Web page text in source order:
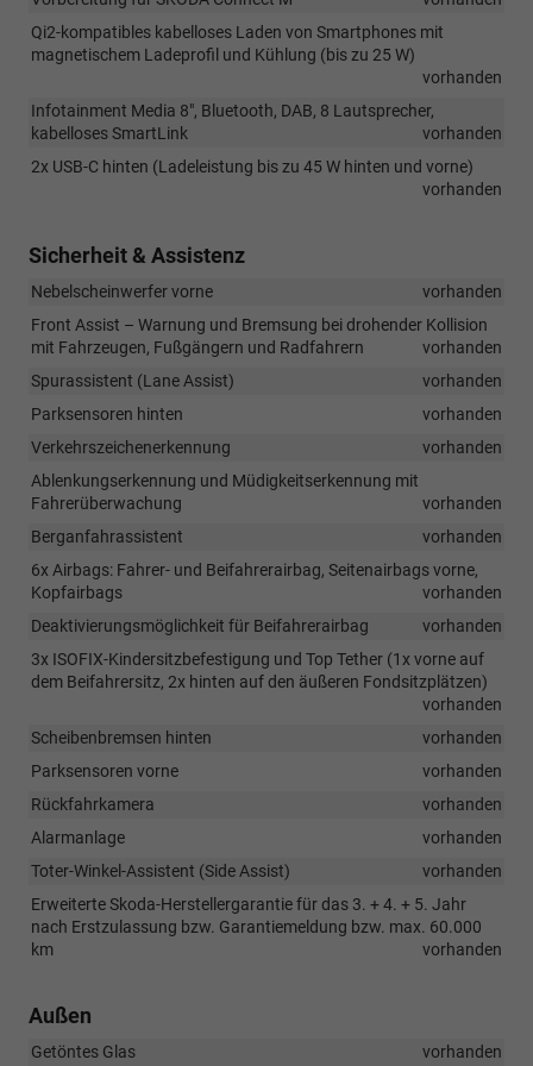
Qi2-kompatibles kabelloses Laden von Smartphones mit
magnetischem Ladeprofil und Kühlung (bis zu 25 W)
vorhanden
Infotainment Media 8", Bluetooth, DAB, 8 Lautsprecher,
kabelloses SmartLink
vorhanden
2x USB-C hinten (Ladeleistung bis zu 45 W hinten und vorne)
vorhanden
Sicherheit & Assistenz
Nebelscheinwerfer vorne
vorhanden
Front Assist – Warnung und Bremsung bei drohender Kollision
mit Fahrzeugen, Fußgängern und Radfahrern
vorhanden
Spurassistent (Lane Assist)
vorhanden
Parksensoren hinten
vorhanden
Verkehrszeichenerkennung
vorhanden
Ablenkungserkennung und Müdigkeitserkennung mit
Fahrerüberwachung
vorhanden
Berganfahrassistent
vorhanden
6x Airbags: Fahrer- und Beifahrerairbag, Seitenairbags vorne,
Kopfairbags
vorhanden
Deaktivierungsmöglichkeit für Beifahrerairbag
vorhanden
3x ISOFIX-Kindersitzbefestigung und Top Tether (1x vorne auf
dem Beifahrersitz, 2x hinten auf den äußeren Fondsitzplätzen)
vorhanden
Scheibenbremsen hinten
vorhanden
Parksensoren vorne
vorhanden
Rückfahrkamera
vorhanden
Alarmanlage
vorhanden
Toter-Winkel-Assistent (Side Assist)
vorhanden
Erweiterte Skoda-Herstellergarantie für das 3. + 4. + 5. Jahr
nach Erstzulassung bzw. Garantiemeldung bzw. max. 60.000
km
vorhanden
Außen
Getöntes Glas
vorhanden